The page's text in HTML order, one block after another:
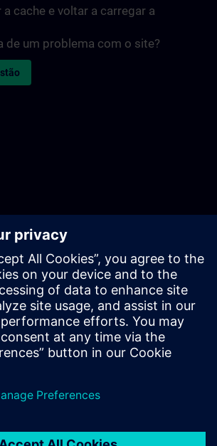
a cache e voltar a carregar a
de um problema com o site?